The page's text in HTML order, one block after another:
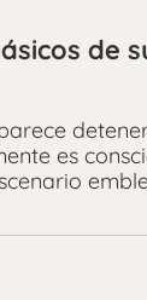
de
es